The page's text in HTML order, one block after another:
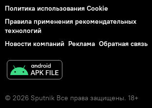
Политика использования Cookie
Правила применения рекомендательных
технологий
Новости компаний Реклама Обратная связь
© 2026 Sputnik Все права защищены. 18+